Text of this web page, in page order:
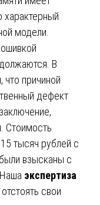
характерный
модели.
В
что причиной
дефект
Стоимость
тысяч рублей с
взысканы с
экспертиза
свои